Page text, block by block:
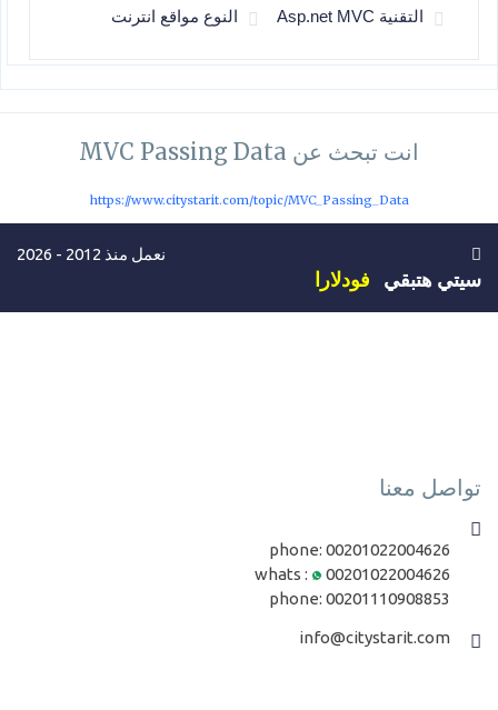
التقنية Asp.net MVC النوع مواقع انترنت
انت تبحث عن MVC Passing Data
https://www.citystarit.com/topic/MVC_Passing_Data
نعمل منذ 2012 - 2026
سيتي هتبقي فودلارا
تواصل معنا
phone: 00201022004626
whats :
00201022004626
phone: 00201110908853
info@citystarit.com